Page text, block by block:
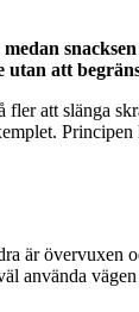
utan att
att slänga
är övervuxen
använda